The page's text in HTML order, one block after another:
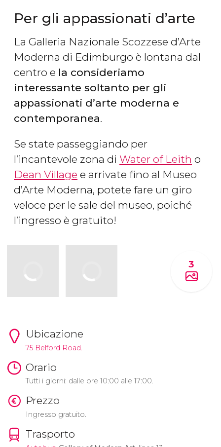
Per gli appassionati d’arte
La Galleria Nazionale Scozzese d’Arte
Moderna di Edimburgo è lontana dal
centro e la consideriamo
interessante soltanto per gli
appassionati d’arte moderna e
contemporanea.
Se state passeggiando per
l’incantevole zona di Water of Leith o
Dean Village e arrivate fino al Museo
d’Arte Moderna, potete fare un giro
veloce per le sale del museo, poiché
l’ingresso è gratuito!
3
Ubicazione
75 Belford Road.
Orario
Tutti i giorni: dalle ore 10:00 alle 17:00.
Prezzo
Ingresso gratuito.
Trasporto